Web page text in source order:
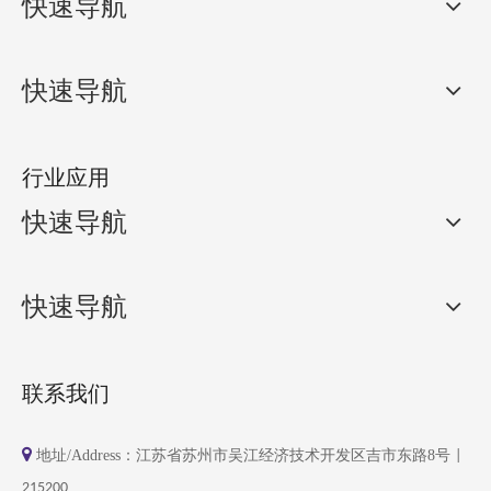
快速导航
行业应用
快速导航
快速导航
联系我们
 地址/Address：江苏省苏州市吴江经济技术开发区吉市东路8号